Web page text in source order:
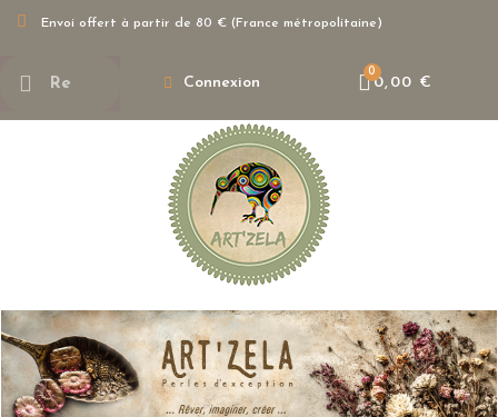
Envoi offert à partir de 80 € (France métropolitaine)
Connexion 0,00 €